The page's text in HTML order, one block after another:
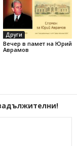
Други
Вечер в памет на Юрий
Аврамов